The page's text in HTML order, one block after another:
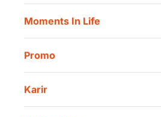
Danamon QR Merchant
Moments In Life
Promo
Karir